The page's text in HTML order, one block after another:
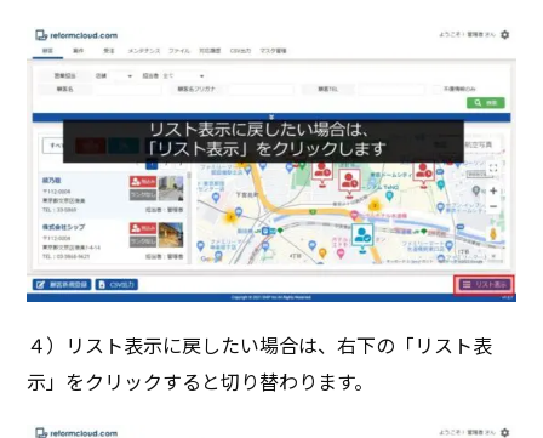
４）リスト表示に戻したい場合は、右下の「リスト表
示」をクリックすると切り替わります。